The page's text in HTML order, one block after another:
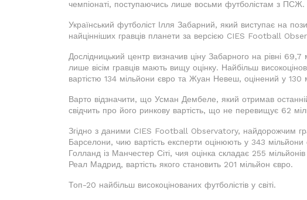
чемпіонаті, поступаючись лише восьми футболістам з ПСЖ.
Український футболіст Ілля Забарний, який виступає на
найцінніших гравців планети за версією CIES Football
Дослідницький центр визначив ціну Забарного на рівні
лише вісім гравців мають вищу оцінку. Найбільш
вартістю 134 мільйони євро та Жуан Невеш, оцінений у 130
Варто відзначити, що Усман Дембеле, який отримав
свідчить про його ринкову вартість, що не перевищує 62
Згідно з даними CIES Football Observatory, найдорожчим
Барселони, чию вартість експерти оцінюють у 343
Голланд із Манчестер Сіті, чия оцінка складає 255
Реал Мадрид, вартість якого становить 201 мільйон євро.
Топ-20 найбільш високоцінованих футболістів у світі.